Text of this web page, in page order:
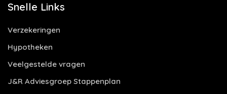
Snelle Links
Verzekeringen
Hypotheken
Veelgestelde vragen
J&R Adviesgroep Stappenplan